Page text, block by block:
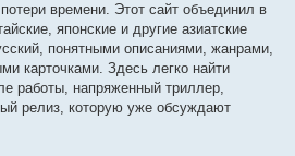
времени. Этот сайт объединил в
японские и другие азиатские
понятными описаниями, жанрами,
карточками. Здесь легко найти
работы, напряженный триллер,
релиз, которую уже обсуждают